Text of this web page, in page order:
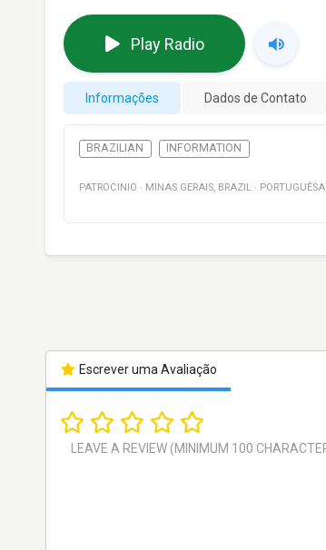
Play Radio
Informações Dados de Contato
BRAZILIAN INFORMATION
PATROCINIO · MINAS GERAIS, BRAZIL · PORTUGUÊSA
Escrever uma Avaliação